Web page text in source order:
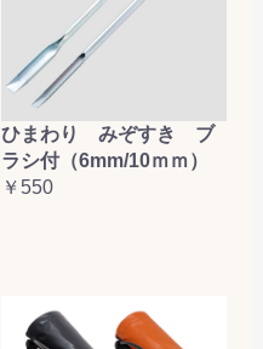
カートへ進む
ひまわり みぞすき ブ
ラシ付（6mm/10ｍｍ）
￥550